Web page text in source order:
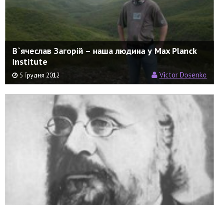
В`ячеслав Загорій – наша людина у Max Planck
Institute
5 Грудня 2012 Victor Dosenko